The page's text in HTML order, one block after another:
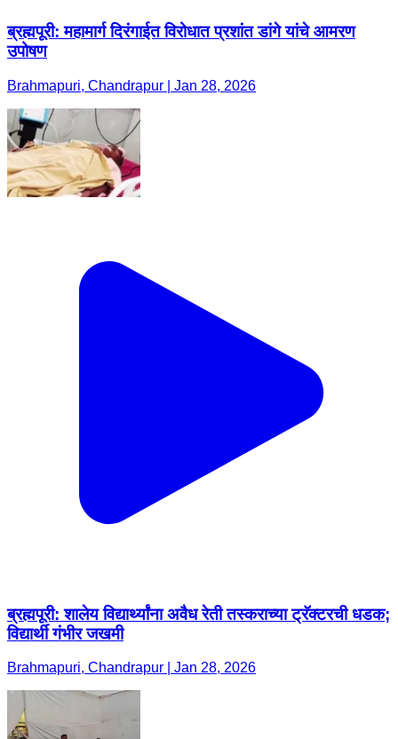
ब्रह्मपूरी: महामार्ग दिरंगाईत विरोधात प्रशांत डांगे यांचे आमरण
उपोषण
Brahmapuri, Chandrapur | Jan 28, 2026
ब्रह्मपूरी: शालेय विद्यार्थ्यांना अवैध रेती तस्कराच्या ट्रॅक्टरची धडक;
विद्यार्थी गंभीर जखमी
Brahmapuri, Chandrapur | Jan 28, 2026